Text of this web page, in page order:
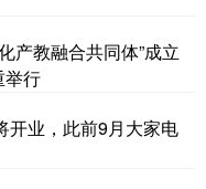
产教融合共同体”成立
举行
开业，此前9月大家电